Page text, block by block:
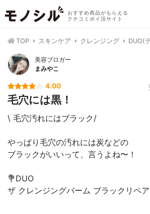
おすすめ商品がもらえる
クチコミポイ活サイト
TOP スキンケア クレンジング DUO(
美容ブロガー
まみやこ
4.00
毛穴には黒！
\ 毛穴汚れにはブラック/
やっぱり毛穴の汚れには炭などの
ブラックがいいって、言うよね〜！
💐DUO
ザ クレンジングバーム ブラックリペア